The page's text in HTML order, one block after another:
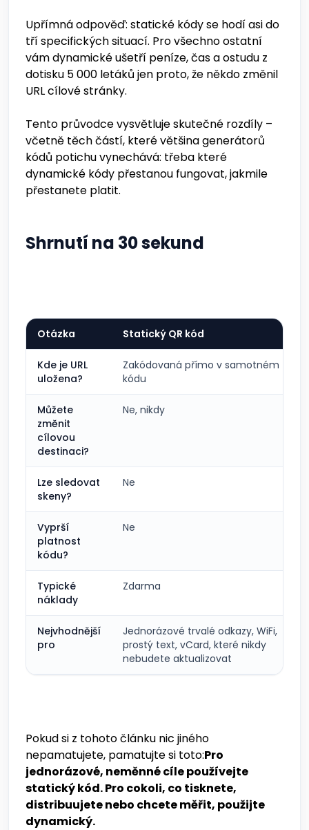
Upřímná odpověď: statické kódy se hodí asi do
tří specifických situací. Pro všechno ostatní
vám dynamické ušetří peníze, čas a ostudu z
dotisku 5 000 letáků jen proto, že někdo změnil
URL cílové stránky.
Tento průvodce vysvětluje skutečné rozdíly –
včetně těch částí, které většina generátorů
kódů potichu vynechává: třeba které
dynamické kódy přestanou fungovat, jakmile
přestanete platit.
Shrnutí na 30 sekund
Otázka Statický QR kód
Kde je URL
uložena?
Zakódovaná přímo v samotném
kódu
Můžete
změnit
cílovou
destinaci?
Ne, nikdy
Lze sledovat
skeny?
Ne
Vyprší
platnost
kódu?
Ne
Typické
náklady
Zdarma
Nejvhodnější
pro
Jednorázové trvalé odkazy, WiFi,
prostý text, vCard, které nikdy
nebudete aktualizovat
Pokud si z tohoto článku nic jiného
nepamatujete, pamatujte si toto:Pro
jednorázové, neměnné cíle používejte
statický kód. Pro cokoli, co tisknete,
distribuujete nebo chcete měřit, použijte
dynamický.